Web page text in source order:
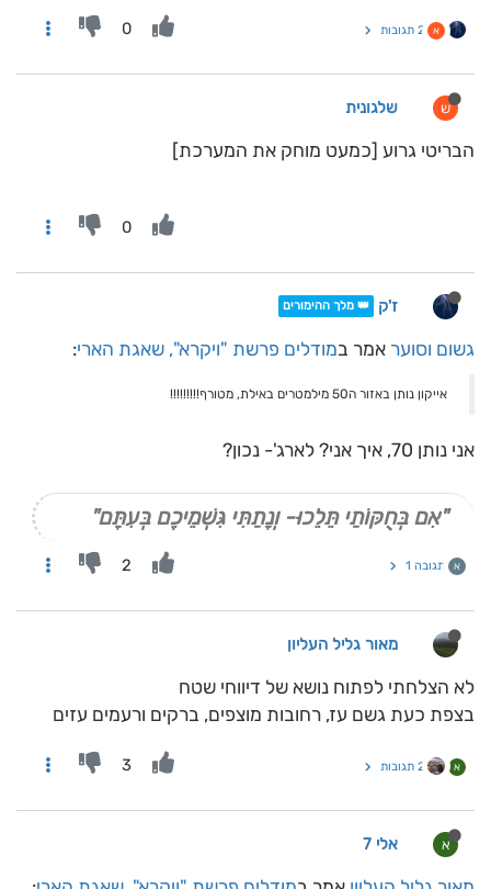
א 2 תגובות 0
ש שלגונית
הבריטי גרוע [כמעט מוחק את המערכת]
0
ז'ק 👑 מלך ההימורים
גשום וסוער אמר במודלים פרשת "ויקרא", שאגת הארי:
אייקון נותן באזור ה50 מילמטרים באילת, מטורף!!!!!!!!!
אני נותן 70, איך אני? לארג'- נכון?
"אִם בְּחֻקּוֹתַי תֵּלֵכוּ- וְנָתַתִּי גִּשְׁמֵיכֶם בְּעִתָּם"
א תגובה 1 2
מאור גליל העליון
לא הצלחתי לפתוח נושא של דיווחי שטח
בצפת כעת גשם עז, רחובות מוצפים, ברקים ורעמים עזים
א 2 תגובות 3
א אלי 7